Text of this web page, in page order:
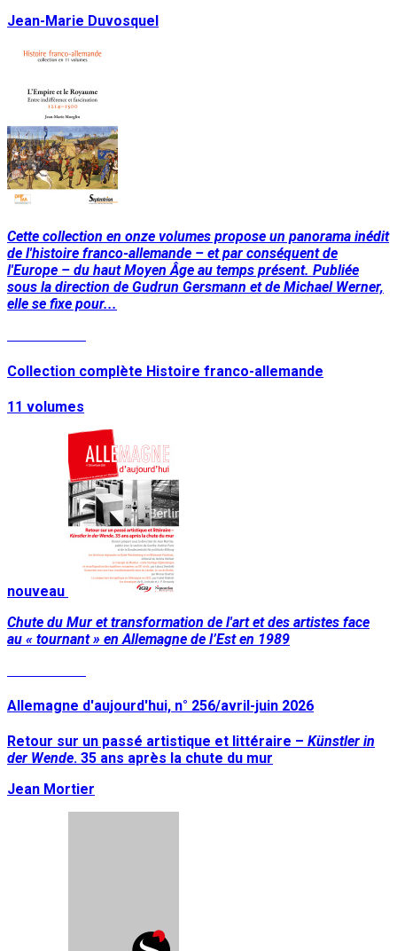
Jean-Marie Duvosquel
Cette collection en onze volumes propose un panorama inédit
de l'histoire franco-allemande – et par conséquent de
l'Europe – du haut Moyen Âge au temps présent. Publiée
sous la direction de Gudrun Gersmann et de Michael Werner,
elle se fixe pour...
Collection complète Histoire franco-allemande
11 volumes
nouveau
Chute du Mur et transformation de l'art et des artistes face
au « tournant » en Allemagne de l’Est en 1989
Allemagne d'aujourd'hui, n° 256/avril-juin 2026
Retour sur un passé artistique et littéraire – Künstler in
der Wende. 35 ans après la chute du mur
Jean Mortier